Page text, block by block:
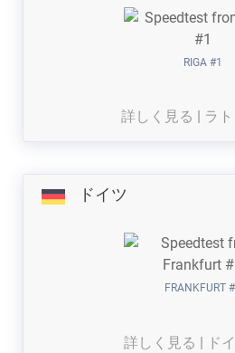
RIGA #1
詳しく見る | ラ
ドイツ
FRANKFURT
詳しく見る | ド